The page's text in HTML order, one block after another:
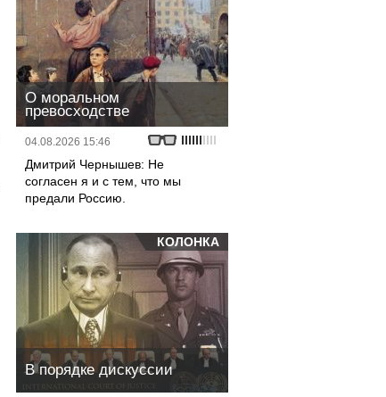
О моральном
превосходстве
04.08.2026 15:46
Дмитрий Чернышев: Не
согласен я и с тем, что мы
предали Россию.
КОЛОНКА
В порядке дискуссии